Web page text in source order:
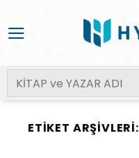
atla
Ara:
ETIKET ARŞIVLERI: